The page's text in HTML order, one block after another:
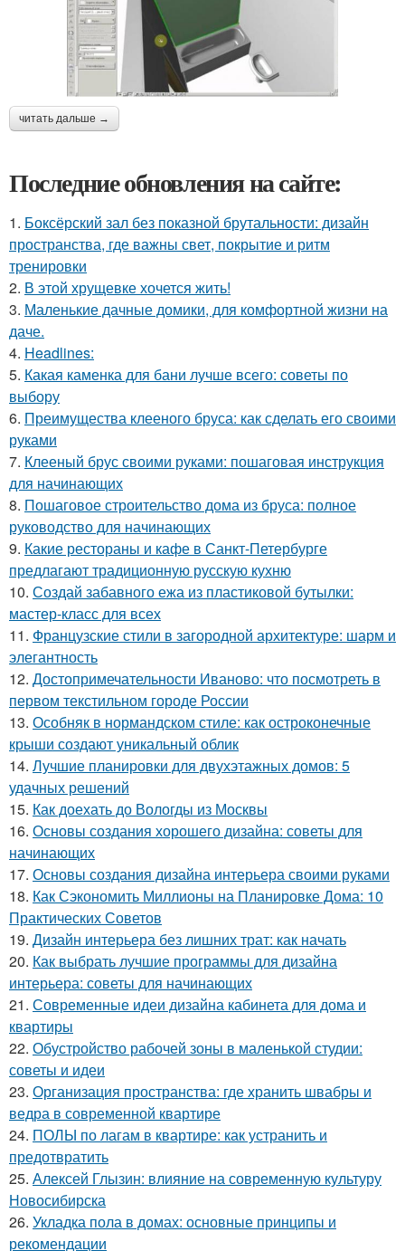
читать дальше →
Последние обновления на сайте:
1. Боксёрский зал без показной брутальности: дизайн
пространства, где важны свет, покрытие и ритм
тренировки
2. В этой хрущевке хочется жить!
3. Маленькие дачные домики, для комфортной жизни на
даче.
4. Headlines:
5. Какая каменка для бани лучше всего: советы по
выбору
6. Преимущества клееного бруса: как сделать его своими
руками
7. Клееный брус своими руками: пошаговая инструкция
для начинающих
8. Пошаговое строительство дома из бруса: полное
руководство для начинающих
9. Какие рестораны и кафе в Санкт-Петербурге
предлагают традиционную русскую кухню
10. Создай забавного ежа из пластиковой бутылки:
мастер-класс для всех
11. Французские стили в загородной архитектуре: шарм и
элегантность
12. Достопримечательности Иваново: что посмотреть в
первом текстильном городе России
13. Особняк в нормандском стиле: как остроконечные
крыши создают уникальный облик
14. Лучшие планировки для двухэтажных домов: 5
удачных решений
15. Как доехать до Вологды из Москвы
16. Основы создания хорошего дизайна: советы для
начинающих
17. Основы создания дизайна интерьера своими руками
18. Как Сэкономить Миллионы на Планировке Дома: 10
Практических Советов
19. Дизайн интерьера без лишних трат: как начать
20. Как выбрать лучшие программы для дизайна
интерьера: советы для начинающих
21. Современные идеи дизайна кабинета для дома и
квартиры
22. Обустройство рабочей зоны в маленькой студии:
советы и идеи
23. Организация пространства: где хранить швабры и
ведра в современной квартире
24. ПОЛЫ по лагам в квартире: как устранить и
предотвратить
25. Алексей Глызин: влияние на современную культуру
Новосибирска
26. Укладка пола в домах: основные принципы и
рекомендации